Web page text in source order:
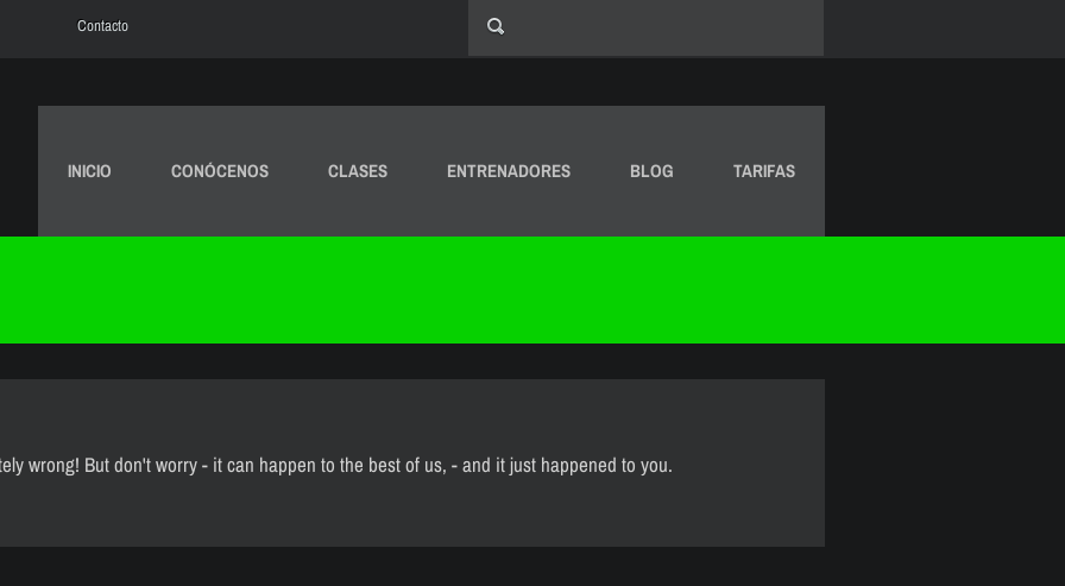
Contacto
INICIO CONÓCENOS CLASES ENTRENADORES BLOG TARIFAS
wrong! But don't worry - it can happen to the best of us, - and it just happened to you.